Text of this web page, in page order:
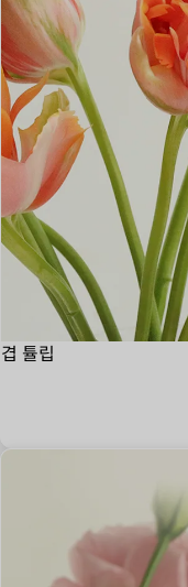
겹 튤립